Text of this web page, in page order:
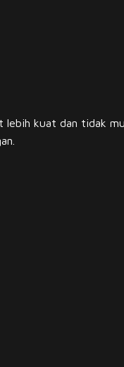
lebih kuat dan tidak